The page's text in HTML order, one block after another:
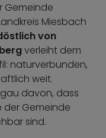
Gemeinde
Miesbach
von
verleiht dem
naturverbunden,
weit.
davon, dass
Gemeinde
sind.